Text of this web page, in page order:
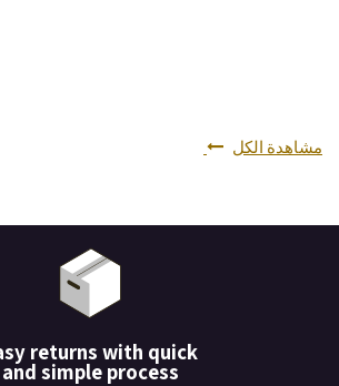
مشاهدة الكل
returns with quick
and simple process